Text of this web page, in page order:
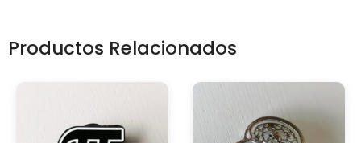
Productos Relacionados